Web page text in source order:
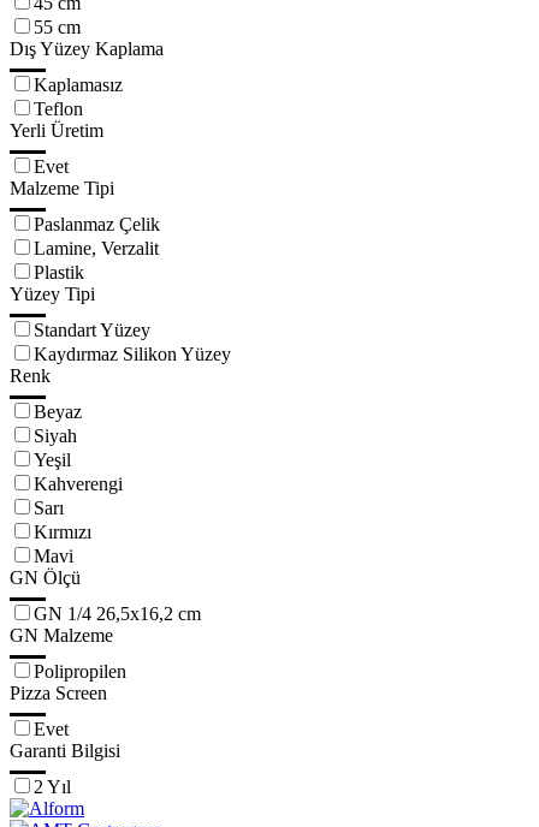
55 cm
Dış Yüzey Kaplama
Kaplamasız
Teflon
Yerli Üretim
Evet
Malzeme Tipi
Paslanmaz Çelik
Lamine, Verzalit
Plastik
Yüzey Tipi
Standart Yüzey
Kaydırmaz Silikon Yüzey
Renk
Beyaz
Siyah
Yeşil
Kahverengi
Sarı
Kırmızı
Mavi
GN Ölçü
GN 1/4 26,5x16,2 cm
GN Malzeme
Polipropilen
Pizza Screen
Evet
Garanti Bilgisi
2 Yıl